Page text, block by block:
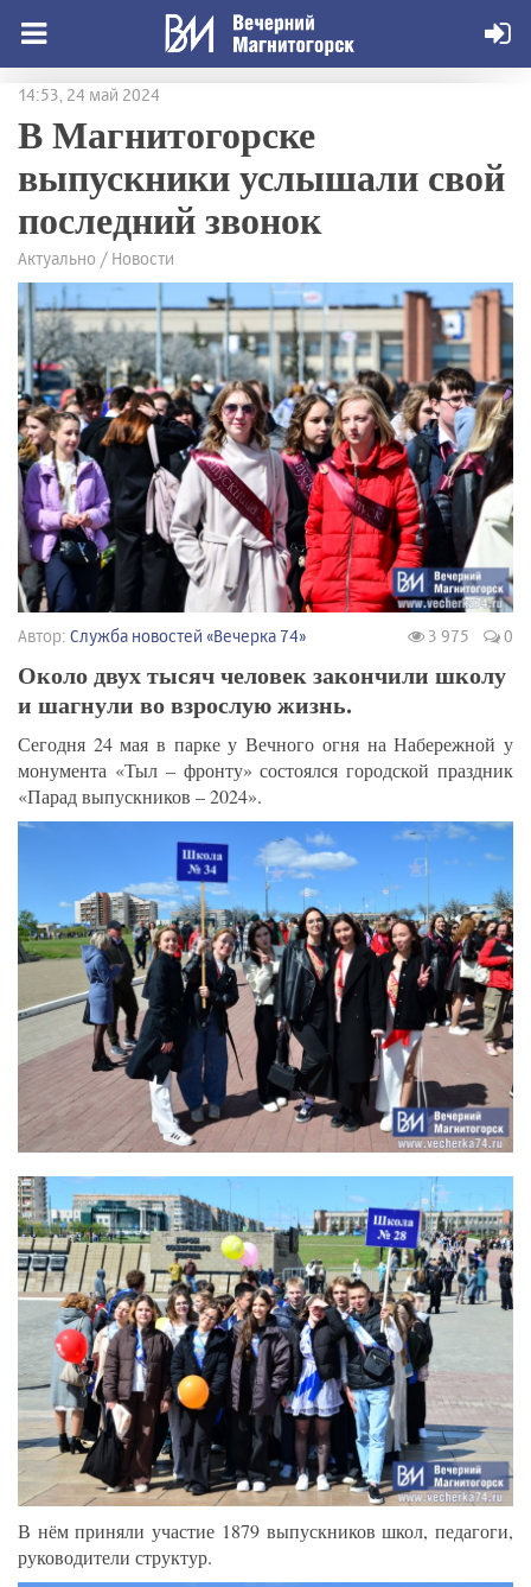
14:53, 24 май 2024
В Магнитогорске
выпускники услышали свой
последний звонок
Актуально / Новости
Автор: Служба новостей «Вечерка 74» 3 975 0
Около двух тысяч человек закончили школу
и шагнули во взрослую жизнь.
Сегодня 24 мая в парке у Вечного огня на Набережной у
монумента «Тыл – фронту» состоялся городской праздник
«Парад выпускников – 2024».
В нём приняли участие 1879 выпускников школ, педагоги,
руководители структур.